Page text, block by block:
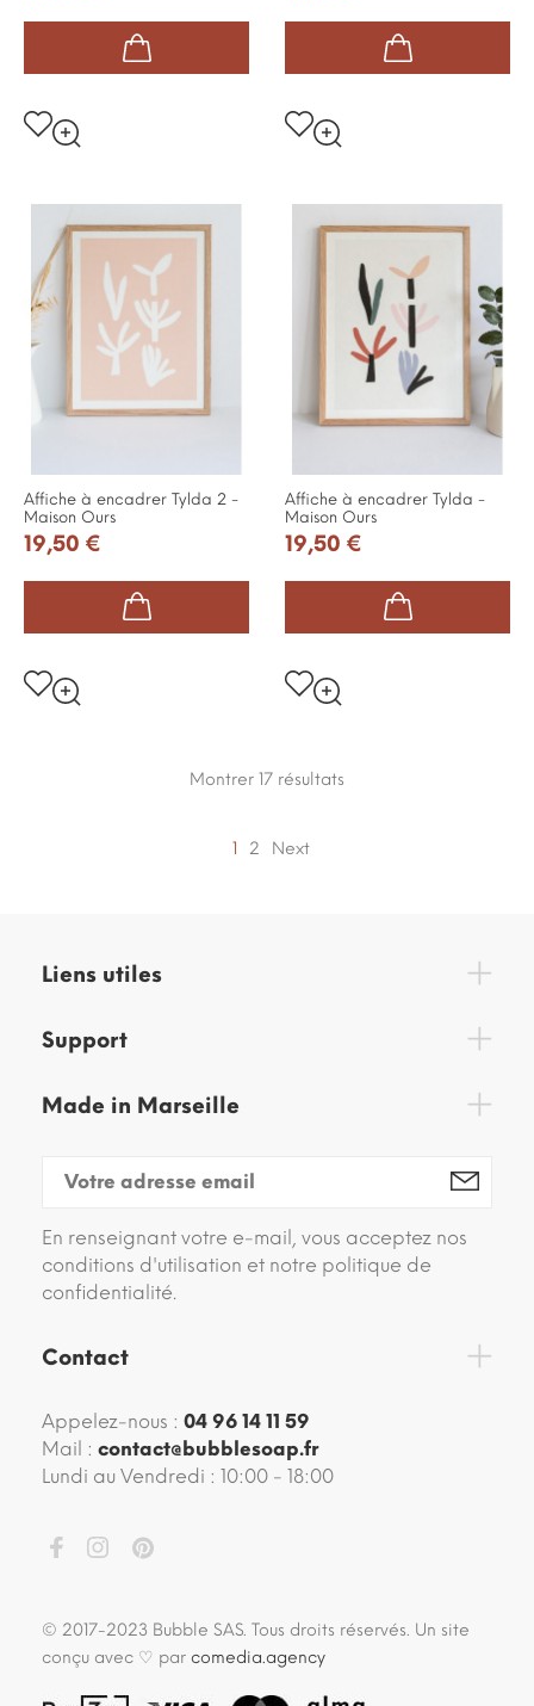
Affiche à encadrer Tylda 2 -
Maison Ours
19,50 €
Affiche à encadrer Tylda -
Maison Ours
19,50 €
Montrer 17 résultats
1 2 Next
Liens utiles
Support
Made in Marseille
En renseignant votre e-mail, vous acceptez nos
conditions d'utilisation et notre politique de
confidentialité.
Contact
Appelez-nous : 04 96 14 11 59
Mail : contact@bubblesoap.fr
Lundi au Vendredi : 10:00 - 18:00
© 2017-2023 Bubble SAS. Tous droits réservés. Un site
conçu avec ♡ par comedia.agency